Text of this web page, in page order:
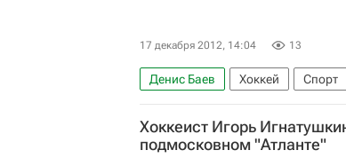
17 декабря 2012, 14:04 13
Денис Баев Хоккей Спорт
Хоккеист Игорь
подмосковном "Атланте"